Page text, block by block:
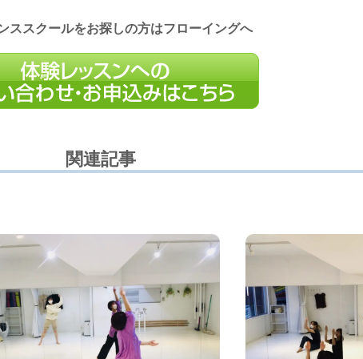
ススクールをお探しの方はフローイングへ
関連記事